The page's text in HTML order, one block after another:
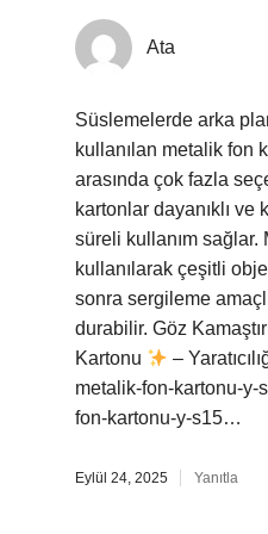
Ata
Süslemelerde arka
kullanılan metalik fon
arasında çok fazla
kartonlar dayanıklı ve
süreli kullanım sağlar.
kullanılarak çeşitli
sonra sergileme
durabilir. Göz
Kartonu
–
metalik-fon-kartonu-
fon-kartonu-y-s15…
Eylül 24, 2025 Yanıtla